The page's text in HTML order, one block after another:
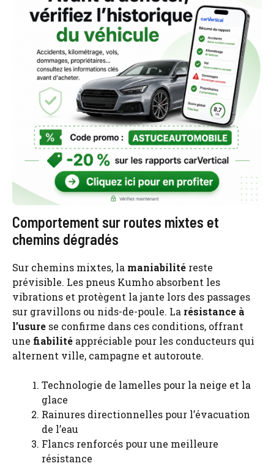
Comportement sur routes mixtes et
chemins dégradés
Sur chemins mixtes, la maniabilité reste
prévisible. Les pneus Kumho absorbent les
vibrations et protègent la jante lors des passages
sur gravillons ou nids-de-poule. La résistance à
l’usure se confirme dans ces conditions, offrant
une fiabilité appréciable pour les conducteurs qui
alternent ville, campagne et autoroute.
Technologie de lamelles pour la neige et la
glace
Rainures directionnelles pour l’évacuation
de l’eau
Flancs renforcés pour une meilleure
résistance